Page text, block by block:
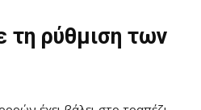
τη ρύθμιση των